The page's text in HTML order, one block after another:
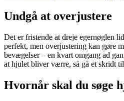
Undgå at overjustere
Det er fristende at dreje egernøglen
perfekt, men overjustering kan gøre
bevægelser – en kvart omgang ad
at hjulet bliver værre, så gå et skridt
Hvornår skal du søge